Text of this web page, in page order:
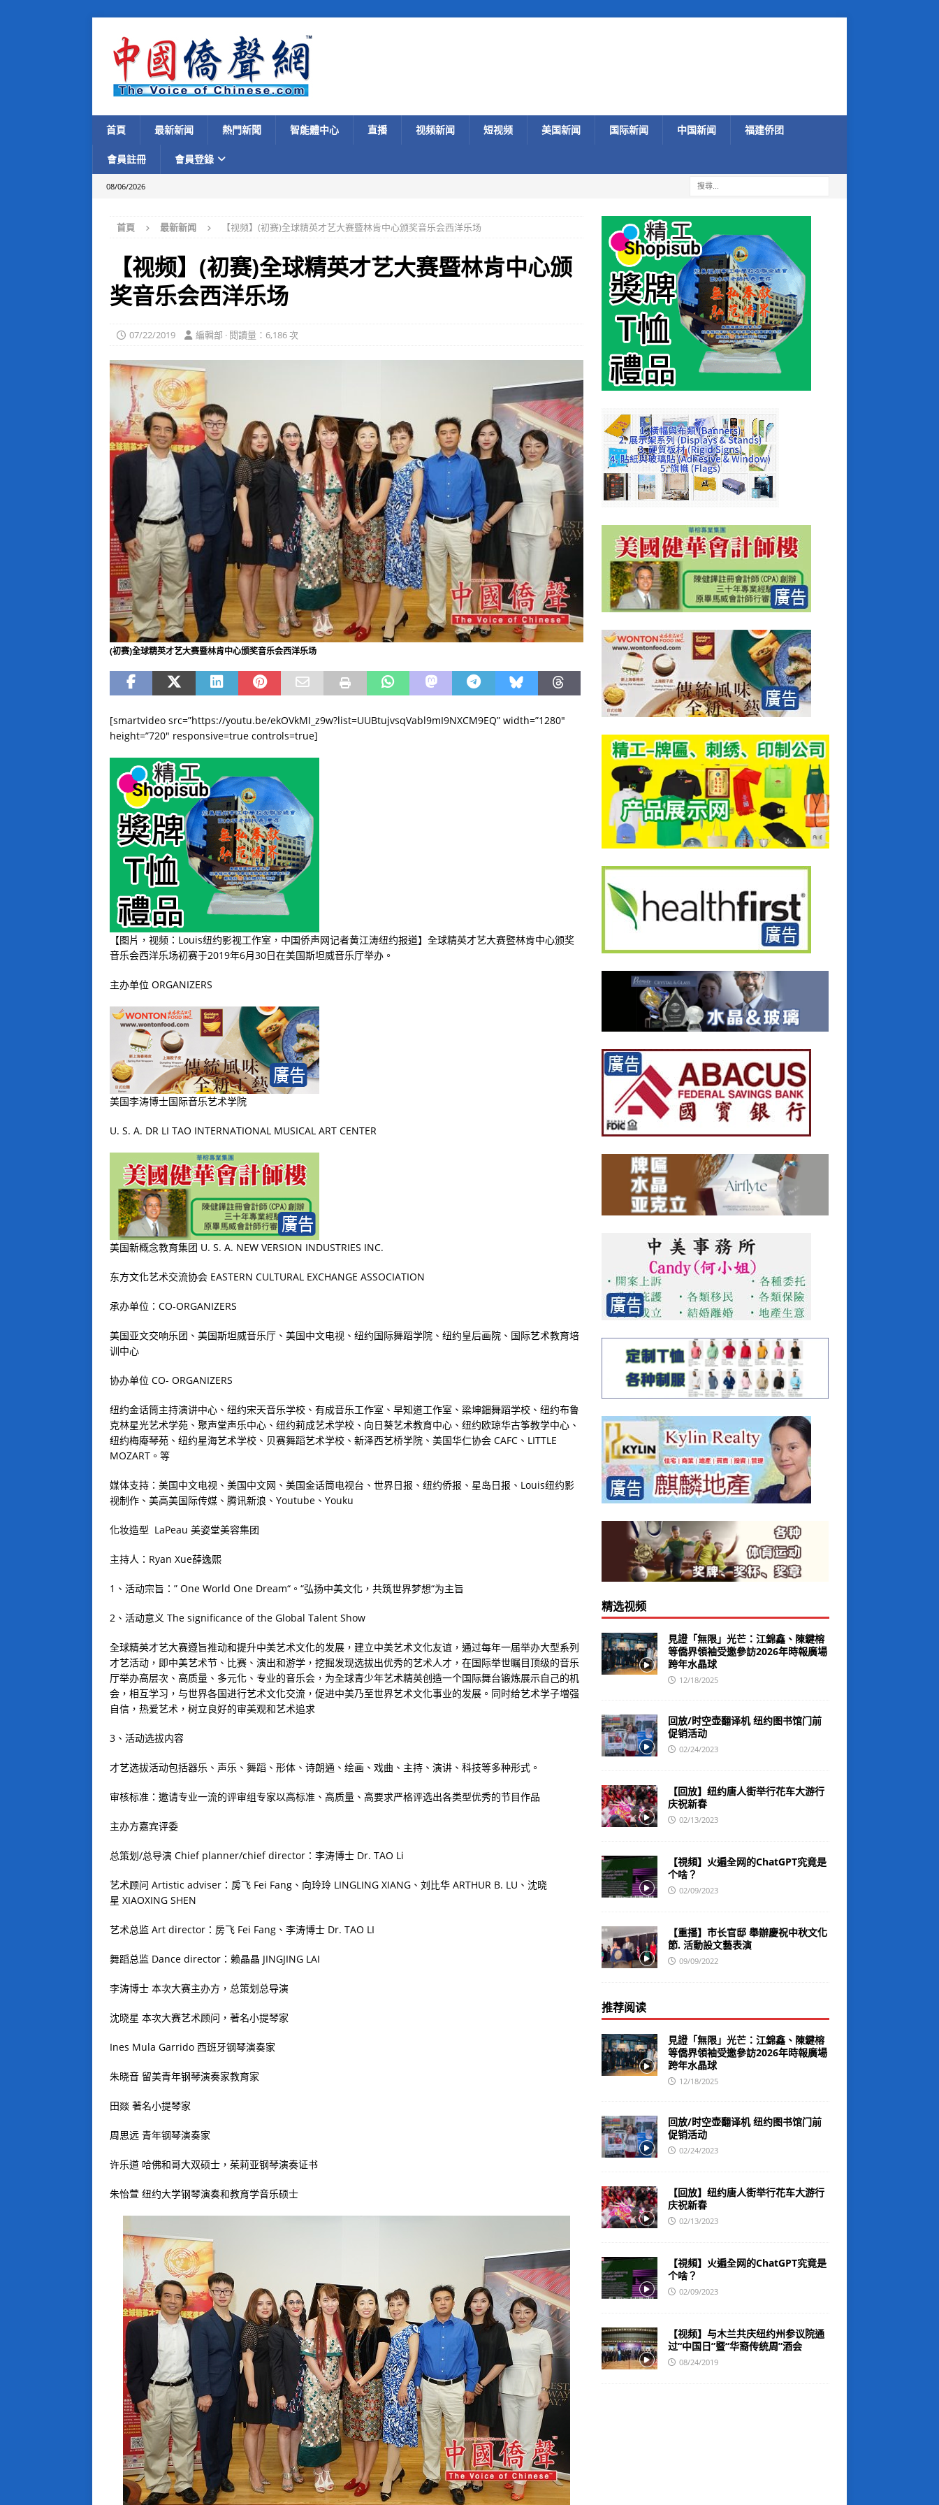
首頁 最新新闻 熱門新聞 智能體中心 直播 视频新闻 短视频 美国新闻 国际新闻 中国新闻 福建侨团
會員註冊 會員登錄
08/06/2026
首頁 最新新闻 【视频】(初赛)全球精英才艺大赛暨林肯中心颁奖音乐会西洋乐场
【视频】(初赛)全球精英才艺大赛暨林肯中心颁
奖音乐会西洋乐场
07/22/2019 編輯部 · 閱讀量：6,186 次
(初赛)全球精英才艺大赛暨林肯中心颁奖音乐会西洋乐场
[smartvideo src=”https://youtu.be/ekOVkMI_z9w?list=UUBtujvsqVabl9mI9NXCM9EQ” width=”1280″
height=”720″ responsive=true controls=true]
【图片，视频：Louis纽约影视工作室，中国侨声网记者黄江涛纽约报道】全球精英才艺大赛暨林肯中心颁奖
音乐会西洋乐场初赛于2019年6月30日在美国斯坦威音乐厅举办。
主办单位 ORGANIZERS
美国李涛博士国际音乐艺术学院
U. S. A. DR LI TAO INTERNATIONAL MUSICAL ART CENTER
美国新概念教育集团 U. S. A. NEW VERSION INDUSTRIES INC.
东方文化艺术交流协会 EASTERN CULTURAL EXCHANGE ASSOCIATION
承办单位： CO-ORGANIZERS
美国亚文交响乐团、美国斯坦威音乐厅、美国中文电视、纽约国际舞蹈学院、纽约皇后画院、国际艺术教育培
训中心
协办单位 CO- ORGANIZERS
纽约金话筒主持演讲中心、纽约宋天音乐学校、有成音乐工作室、早知道工作室、梁坤鈿舞蹈学校、纽约布鲁
克林星光艺术学苑、聚声堂声乐中心、纽约莉成艺术学校、向日葵艺术教育中心、纽约欧琼华古筝教学中心、
纽约梅庵琴苑、纽约星海艺术学校、贝赛舞蹈艺术学校、新泽西艺桥学院、美国华仁协会 CAFC 、 LITTLE
MOZART 。等
媒体支持：美国中文电视、美国中文网、美国金话筒电视台、世界日报、纽约侨报、星岛日报、 Louis纽约影
视制作、美高美国际传媒、腾讯新浪、 Youtube 、 Youku
化妆造型 LaPeau 美姿堂美容集团
主持人： Ryan Xue薛逸熙
1 、活动宗旨： ” One World One Dream“。“弘扬中美文化，共筑世界梦想“为主旨
2 、活动意义 The significance of the Global Talent Show
全球精英才艺大赛遵旨推动和提升中美艺术文化的发展，建立中美艺术文化友谊，通过每年一届举办大型系列
才艺活动，即中美艺术节、比赛、演出和游学，挖掘发现选拔出优秀的艺术人才，在国际举世瞩目顶级的音乐
厅举办高层次、高质量、多元化、专业的音乐会，为全球青少年艺术精英创造一个国际舞台锻炼展示自己的机
会，相互学习，与世界各国进行艺术文化交流，促进中美乃至世界艺术文化事业的发展。同时给艺术学子増强
自信，热爱艺术，树立良好的审美观和艺术追求
3 、活动选拔内容
才艺选拔活动包括器乐、声乐、舞蹈、形体、诗朗通、绘画、戏曲、主持、演讲、科技等多种形式。
审核标准：邀请专业一流的评审组专家以高标准、高质量、高要求严格评选出各类型优秀的节目作品
主办方嘉宾评委
总策划/总导演 Chief planner/chief director ：李涛博士 Dr. TAO Li
艺术顾问 Artistic adviser ：房飞 Fei Fang 、向玲玲 LINGLING XIANG 、刘比华 ARTHUR B. LU 、沈晓
星 XIAOXING SHEN
艺术总监 Art director ：房飞 Fei Fang 、李涛博士 Dr. TAO LI
舞蹈总监 Dance director ：赖晶晶 JINGJING LAI
李涛博士 本次大赛主办方，总策划总导演
沈晓星 本次大赛艺术顾问，著名小提琴家
Ines Mula Garrido 西班牙钢琴演奏家
朱晓音 留美青年钢琴演奏家教育家
田燚 著名小提琴家
周思远 青年钢琴演奏家
许乐道 哈佛和哥大双硕士，茱莉亚钢琴演奏证书
朱怡萱 纽约大学钢琴演奏和教育学音乐硕士
精选视频
見證「無限」光芒：江錦鑫、陳鍵榕
等僑界領袖受邀參訪2026年時報廣場
跨年水晶球
12/18/2025
回放/时空壶翻译机 纽约图书馆门前
促销活动
02/24/2023
【回放】纽约唐人街举行花车大游行
庆祝新春
02/13/2023
【視頻】火遍全网的ChatGPT究竟是
个啥？
02/09/2023
【重播】市长官邸 舉辦慶祝中秋文化
節. 活動設文藝表演
09/09/2022
推荐阅读
見證「無限」光芒：江錦鑫、陳鍵榕
等僑界領袖受邀參訪2026年時報廣場
跨年水晶球
12/18/2025
回放/时空壶翻译机 纽约图书馆门前
促销活动
02/24/2023
【回放】纽约唐人街举行花车大游行
庆祝新春
02/13/2023
【視頻】火遍全网的ChatGPT究竟是
个啥？
02/09/2023
【视频】与木兰共庆纽约州参议院通
过“中国日”暨“华裔传统周”酒会
08/24/2019